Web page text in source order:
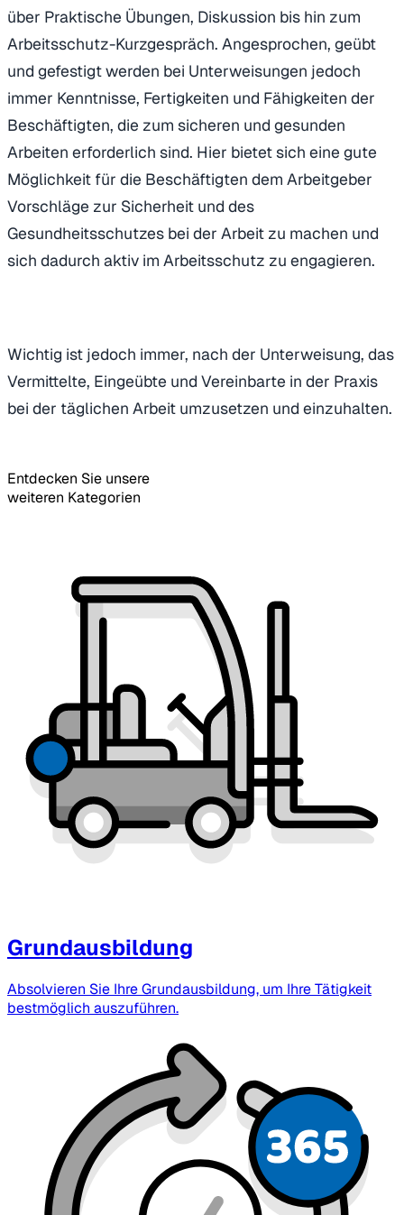
über Praktische Übungen, Diskussion bis hin zum
Arbeitsschutz-Kurzgespräch. Angesprochen, geübt
und gefestigt werden bei Unterweisungen jedoch
immer Kenntnisse, Fertigkeiten und Fähigkeiten der
Beschäftigten, die zum sicheren und gesunden
Arbeiten erforderlich sind. Hier bietet sich eine gute
Möglichkeit für die Beschäftigten dem Arbeitgeber
Vorschläge zur Sicherheit und des
Gesundheitsschutzes bei der Arbeit zu machen und
sich dadurch aktiv im Arbeitsschutz zu engagieren.
Wichtig ist jedoch immer, nach der Unterweisung, das
Vermittelte, Eingeübte und Vereinbarte in der Praxis
bei der täglichen Arbeit umzusetzen und einzuhalten.
Entdecken Sie unsere
weiteren Kategorien
Grundausbildung
Absolvieren Sie Ihre Grundausbildung, um Ihre Tätigkeit
bestmöglich auszuführen.